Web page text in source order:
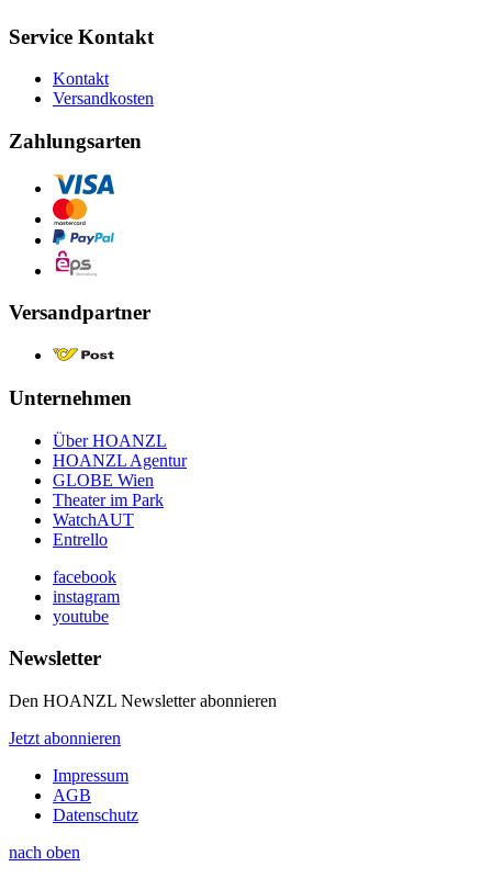
Service Kontakt
Kontakt
Versandkosten
Zahlungsarten
Versandpartner
Unternehmen
Über HOANZL
HOANZL Agentur
GLOBE Wien
Theater im Park
WatchAUT
Entrello
facebook
instagram
youtube
Newsletter
Den HOANZL Newsletter abonnieren
Jetzt abonnieren
Impressum
AGB
Datenschutz
nach oben